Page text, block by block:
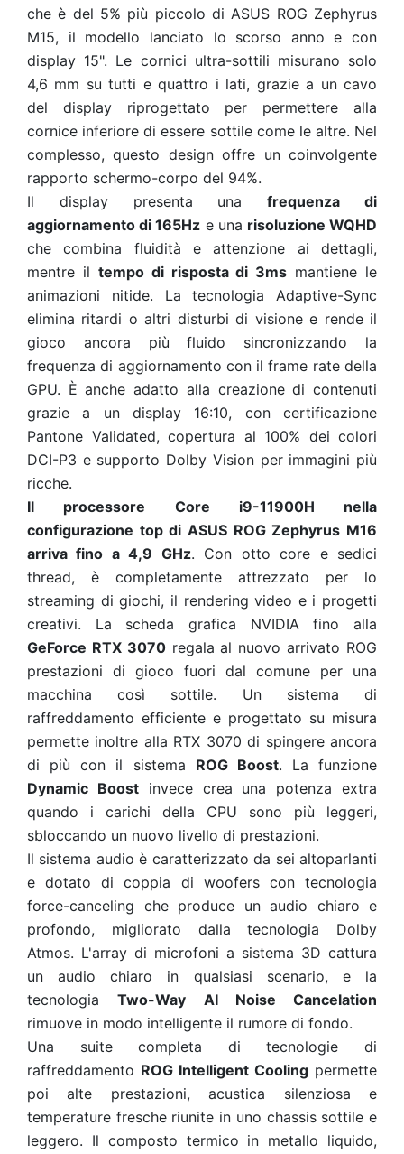
che è del 5% più piccolo di ASUS ROG Zephyrus
M15, il modello lanciato lo scorso anno e con
display 15". Le cornici ultra-sottili misurano solo
4,6 mm su tutti e quattro i lati, grazie a un cavo
del display riprogettato per permettere alla
cornice inferiore di essere sottile come le altre. Nel
complesso, questo design offre un coinvolgente
rapporto schermo-corpo del 94%.
Il display presenta unafrequenza di
aggiornamento di 165Hz e una risoluzione WQHD
che combina fluidità e attenzione ai dettagli,
mentre il tempo di risposta di 3ms mantiene le
animazioni nitide. La tecnologia Adaptive-Sync
elimina ritardi o altri disturbi di visione e rende il
gioco ancora più fluido sincronizzando la
frequenza di aggiornamento con il frame rate della
GPU. È anche adatto alla creazione di contenuti
grazie a un display 16:10, con certificazione
Pantone Validated, copertura al 100% dei colori
DCI-P3 e supporto Dolby Vision per immagini più
ricche.
Il processore Core i9-11900H nella
configurazione top di ASUS ROG Zephyrus M16
arriva fino a 4,9 GHz. Con otto core e sedici
thread, è completamente attrezzato per lo
streaming di giochi, il rendering video e i progetti
creativi. La scheda grafica NVIDIA fino alla
GeForce RTX 3070regala al nuovo arrivato ROG
prestazioni di gioco fuori dal comune per una
macchina così sottile. Un sistema di
raffreddamento efficiente e progettato su misura
permette inoltre alla RTX 3070 di spingere ancora
di più con il sistema ROG Boost. La funzione
Dynamic Boostinvece crea una potenza extra
quando i carichi della CPU sono più leggeri,
sbloccando un nuovo livello di prestazioni.
Il sistema audio è caratterizzato da sei altoparlanti
e dotato di coppia di woofers con tecnologia
force-canceling che produce un audio chiaro e
profondo, migliorato dalla tecnologia Dolby
Atmos. L'array di microfoni a sistema 3D cattura
un audio chiaro in qualsiasi scenario, e la
tecnologiaTwo-Way AI Noise Cancelation
rimuove in modo intelligente il rumore di fondo.
Una suite completa di tecnologie di
raffreddamento ROG Intelligent Cooling permette
poi alte prestazioni, acustica silenziosa e
temperature fresche riunite in uno chassis sottile e
leggero. Il composto termico in metallo liquido,